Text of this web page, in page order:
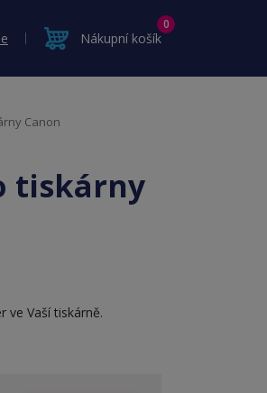
Nákupní košík
0
Canon
tiskárny
ve Vaší tiskárně.